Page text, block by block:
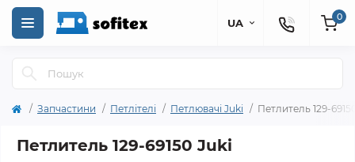
UA 0
Запчастини Петлітелі Петлювачі Juki Петлитель 129-
Петлитель 129-69150 Juki